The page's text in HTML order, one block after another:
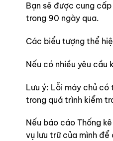
Bạn sẽ được cung
trong 90 ngày qua.
Các biểu tượng thể
Nếu có nhiều yêu cầu
Lưu ý: Lỗi máy chủ
trong quá trình kiểm
Nếu báo cáo Thống
vụ lưu trữ của mình